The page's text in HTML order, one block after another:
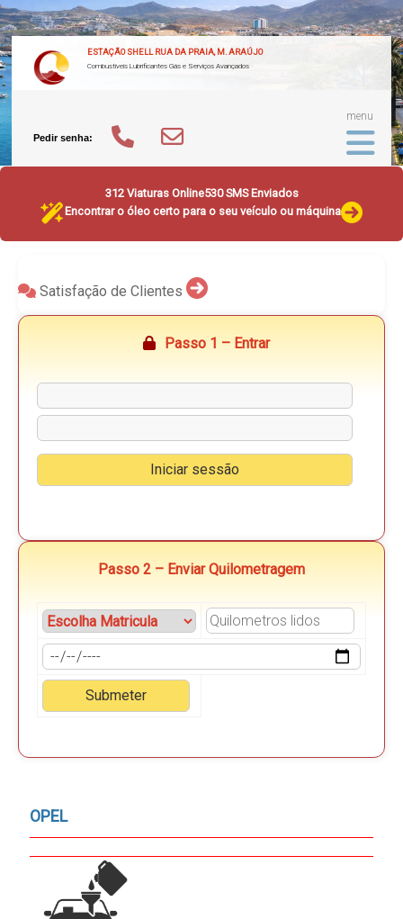
ESTAÇÃO SHELL RUA DA PRAIA, M. ARAÚJO
Combustíveis Lubrificantes Gás e Serviços Avançados
menu
Pedir senha:
312 Viaturas Online530 SMS Enviados
Encontrar o óleo certo para o seu veículo ou máquina
Satisfação de Clientes
Passo 1 – Entrar
Passo 2 – Enviar Quilometragem
OPEL